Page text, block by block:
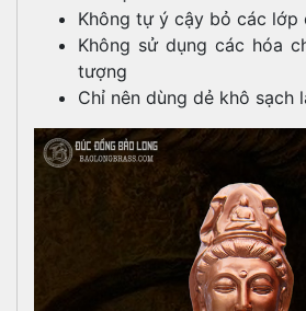
Không tự ý cậy bỏ các lớp
Không sử dụng các hóa
tượng
Chỉ nên dùng dẻ khô sạch